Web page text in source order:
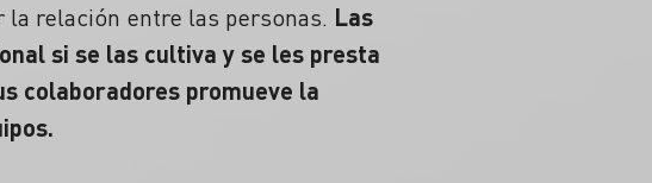
relación entre las personas. Las
si se las cultiva y se les presta
colaboradores promueve la